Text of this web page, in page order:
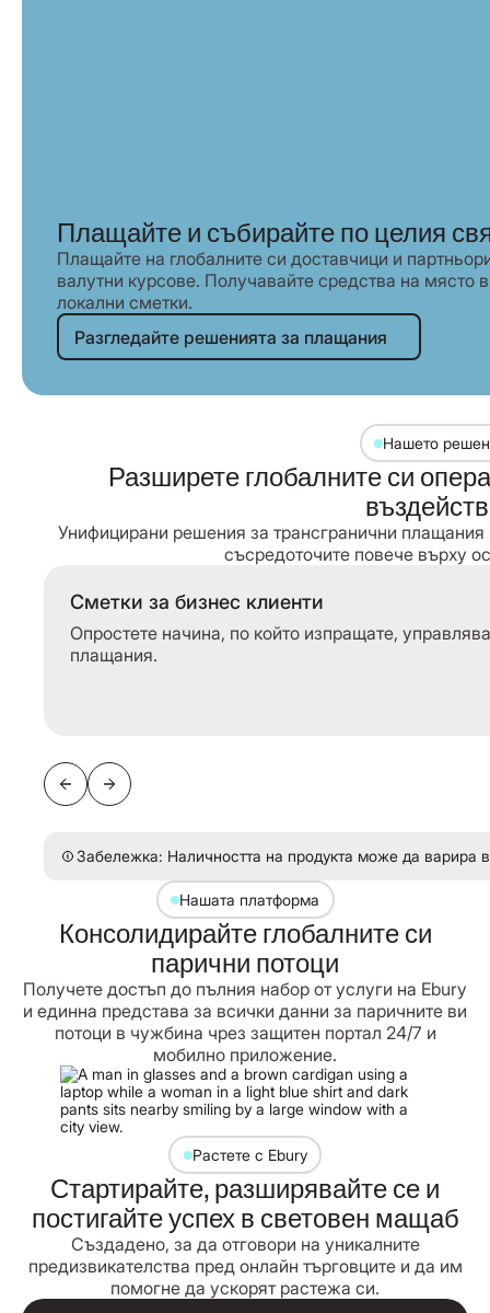
Плащайте и събирайте по целия
Плащайте на глобалните си доставчици и
валутни курсове. Получавайте средства на място
локални сметки.
Разгледайте решенията за
Разгледайте решенията за плащания
Нашето
Разширете глобалните си
Унифицирани решения за трансгранични
съсредоточите повече върху
Сметки за бизнес клиенти
Опростете начина, по който изпращате,
плащания.
Забележка: Наличността на продукта може да варира
Нашата платформа
Консолидирайте глобалните си
парични потоци
Получете достъп до пълния набор от услуги на Ebury
и единна представа за всички данни за паричните ви
потоци в чужбина чрез защитен портал 24/7 и
мобилно приложение.
Растете с Ebury
Стартирайте, разширявайте се и
постигайте успех в световен мащаб
Създадено, за да отговори на уникалните
предизвикателства пред онлайн търговците и да им
помогне да ускорят растежа си.